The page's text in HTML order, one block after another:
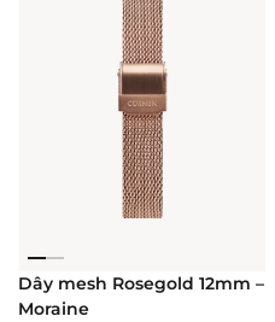
Dây mesh Rosegold 12mm –
Moraine